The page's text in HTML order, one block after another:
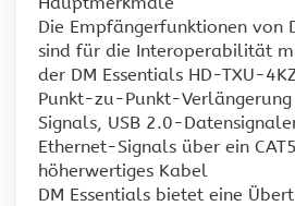
Die Empfängerfunktionen von
sind für die Interoperabilität
der DM Essentials HD-TXU-
Punkt-zu-Punkt-
Signals, USB 2.0-
Ethernet-Signals über ein
höherwertiges Kabel
DM Essentials bietet eine